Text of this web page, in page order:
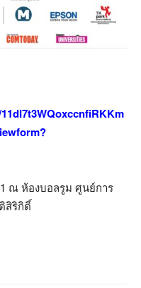
ณ ห้องบอลรูม ศูนย์การ
สิริกิติ์